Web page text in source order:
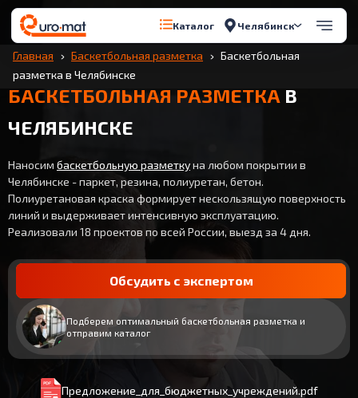
Каталог Челябинск
Главная Баскетбольная разметка
Баскетбольная
разметка в Челябинске
БАСКЕТБОЛЬНАЯ РАЗМЕТКА В
ЧЕЛЯБИНСКЕ
Наносим баскетбольную разметкуна любом покрытии в
Челябинске - паркет, резина, полиуретан, бетон.
Полиуретановая краска формирует нескользящую поверхность
линий и выдерживает интенсивную эксплуатацию.
Реализовали 18 проектов по всей России, выезд за 4 дня.
Обсудить с экспертом
Подберем оптимальный баскетбольная разметка и
отправим каталог
Предложение_для_бюджетных_учреждений.pdf